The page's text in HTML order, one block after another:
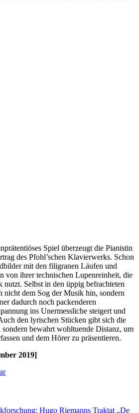
Spiel überzeugt die Pianistin
des Pfohl’schen Klavierwerks. Schon
mit den filigranen Läufen und
von ihrer technischen Lupenreinheit, die
nutzt. Selbst in den üppig befrachteten
nicht dem Sog der Musik hin, sondern
dadurch noch packenderen
ins Unermessliche steigert und
den lyrischen Stücken gibt sich die
bewahrt wohltuende Distanz, um
und dem Hörer zu präsentieren.
2019]
Hugo Riemanns Traktat „De